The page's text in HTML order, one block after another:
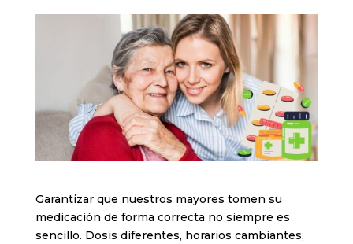
Garantizar que nuestros mayores tomen su
medicación de forma correcta no siempre es
sencillo. Dosis diferentes, horarios cambiantes,